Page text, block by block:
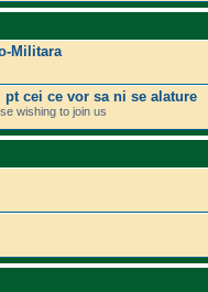
Militara
cei ce vor sa ni se alature
wishing to join us